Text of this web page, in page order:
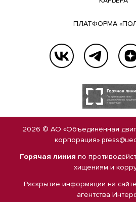
ПЛАТФОРМА
2026 © АО «Объединённая
корпорация»
Горячая линия по
хищениям и
Раскрытие информации на сайте
агентства